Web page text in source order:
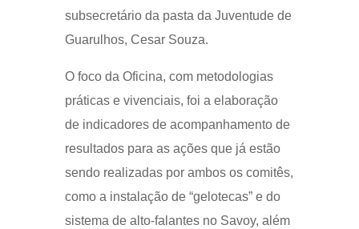
subsecretário da pasta da Juventude de
Guarulhos, Cesar Souza.
O foco da Oficina, com metodologias
práticas e vivenciais, foi a elaboração
de indicadores de acompanhamento de
resultados para as ações que já estão
sendo realizadas por ambos os comitês,
como a instalação de “gelotecas” e do
sistema de alto-falantes no Savoy, além